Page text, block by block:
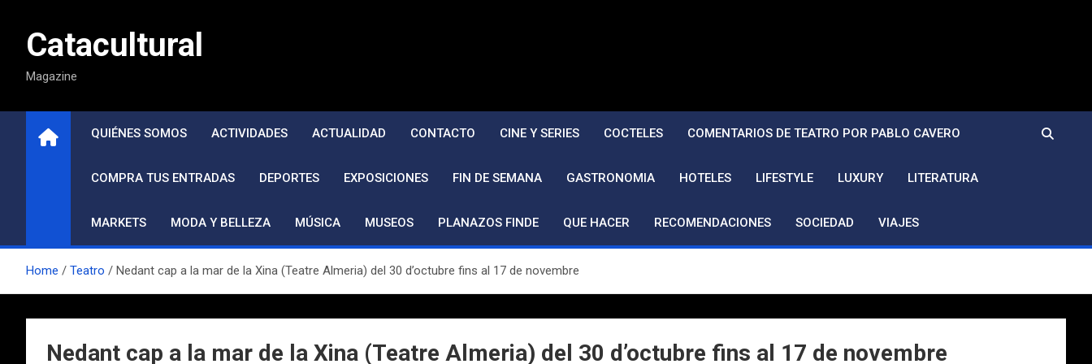
contenidoCatacultural
Magazine
QUIÉNES SOMOS ACTIVIDADES ACTUALIDAD CONTACTO CINE Y SERIES COCTELES COMENTARIOS DE TEATRO POR PABLO CAVERO
COMPRA TUS ENTRADAS DEPORTES EXPOSICIONES FIN DE SEMANA GASTRONOMIA HOTELES LIFESTYLE LUXURY LITERATURA
MARKETS MODA Y BELLEZA MÚSICA MUSEOS PLANAZOS FINDE QUE HACER RECOMENDACIONES SOCIEDAD VIAJES
Home Teatro Nedant cap a la mar de la Xina (Teatre Almeria) del 30 d’octubre fins al 17 de novembre
Nedant cap a la mar de la Xina (Teatre Almeria) del 30 d’octubre fins al 17 de novembre